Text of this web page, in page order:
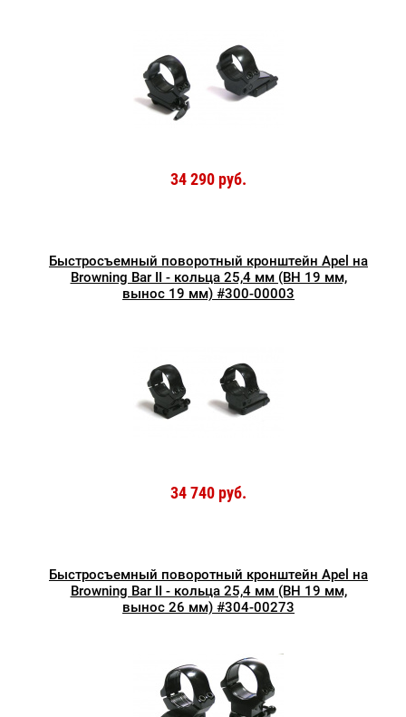
34 290 руб.
Быстросъемный поворотный кронштейн Apel на
Browning Bar II - кольца 25,4 мм (BH 19 мм,
вынос 19 мм) #300-00003
34 740 руб.
Быстросъемный поворотный кронштейн Apel на
Browning Bar II - кольца 25,4 мм (BH 19 мм,
вынос 26 мм) #304-00273